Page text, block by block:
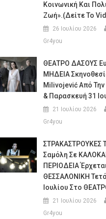
Κοινωνική Και
Ζωή».(Δείτε Το
26 Ιουλίου 2026
Gr4you
ΘΕΑΤΡΟ ΔΑΣΟΥΣ
ΜΗΔΕΙΑ
Milivojević Από
& Παρασκευή 31
21 Ιουλίου 2026
Gr4you
ΣΤΡΑΚΑΣΤΡΟΥΚΕΣ
Σαμόλη Σε
ΠΕΡΙΟΔΕΙΑ
ΘΕΣΣΑΛΟΝΙΚΗ
Ιουλίου Στο
21 Ιουλίου 2026
Gr4you